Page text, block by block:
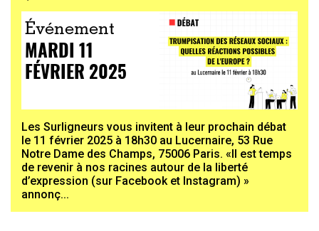
Événement
MARDI 11
FÉVRIER 2025
Les Surligneurs vous invitent à leur prochain débat
le 11 février 2025 à 18h30 au Lucernaire, 53 Rue
Notre Dame des Champs, 75006 Paris. «Il est temps
de revenir à nos racines autour de la liberté
d’expression (sur Facebook et Instagram) »
annonç...